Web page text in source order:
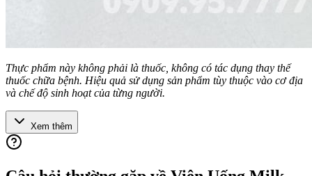
Thực phẩm này không phải là thuốc, không có tác dụng thay thế
thuốc chữa bệnh. Hiệu quả sử dụng sản phẩm tùy thuộc vào cơ địa
và chế độ sinh hoạt của từng người.
Xem thêm